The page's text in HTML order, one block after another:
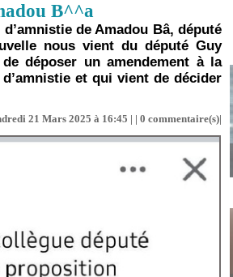
B^^a
de Amadou Bâ, député
nous vient du député Guy
déposer un amendement à la
et qui vient de décider
21 Mars 2025 à 16:45 | | 0 commentaire(s)|